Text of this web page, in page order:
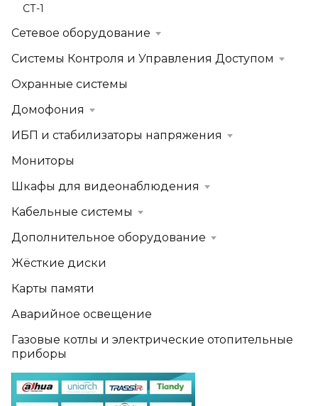
СТ-1
Сетевое оборудование
Системы Контроля и Управления Доступом
Охранные системы
Домофония
ИБП и стабилизаторы напряжения
Мониторы
Шкафы для видеонаблюдения
Кабельные системы
Дополнительное оборудование
Жёсткие диски
Карты памяти
Аварийное освещение
Газовые котлы и электрические отопительные
приборы